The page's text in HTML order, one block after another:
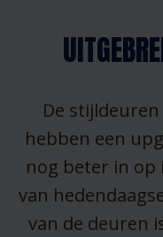
De stijldeuren
hebben een
nog beter in
van
van de deuren